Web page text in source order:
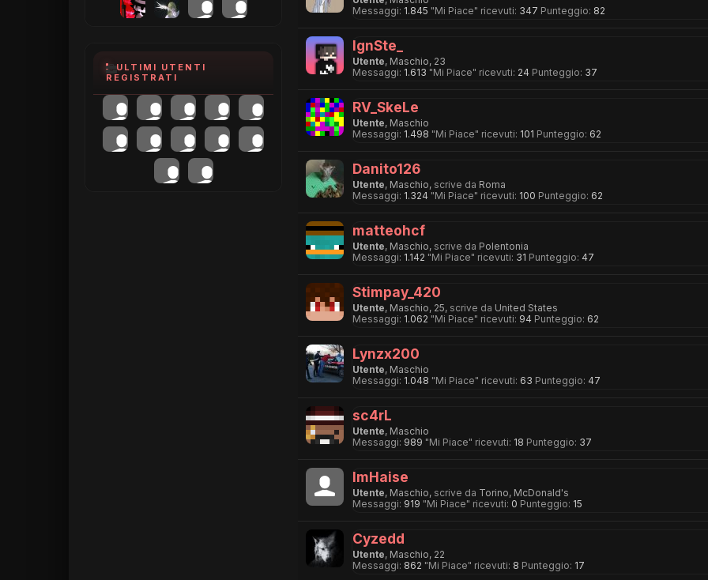
Messaggi: 1.845 "Mi Piace" ricevuti: 347 Punteggio: 82
IgnSte_
Utente, Maschio, 23
Messaggi: 1.613 "Mi Piace" ricevuti: 24 Punteggio: 37
RV_SkeLe
Utente, Maschio
Messaggi: 1.498 "Mi Piace" ricevuti: 101 Punteggio: 62
Danito126
Utente, Maschio, scrive da Roma
Messaggi: 1.324 "Mi Piace" ricevuti: 100 Punteggio: 62
matteohcf
Utente, Maschio, scrive da Polentonia
Messaggi: 1.142 "Mi Piace" ricevuti: 31 Punteggio: 47
Stimpay_420
Utente, Maschio, 25, scrive da United States
Messaggi: 1.062 "Mi Piace" ricevuti: 94 Punteggio: 62
Lynzx200
Utente, Maschio
Messaggi: 1.048 "Mi Piace" ricevuti: 63 Punteggio: 47
sc4rL
Utente, Maschio
Messaggi: 989 "Mi Piace" ricevuti: 18 Punteggio: 37
ImHaise
Utente, Maschio, scrive da Torino, McDonald's
Messaggi: 919 "Mi Piace" ricevuti: 0 Punteggio: 15
Cyzedd
Utente, Maschio, 22
Messaggi: 862 "Mi Piace" ricevuti: 8 Punteggio: 17
ULTIMI UTENTI
REGISTRATI